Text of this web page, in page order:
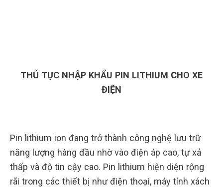
THỦ TỤC NHẬP KHẨU PIN LITHIUM CHO XE
ĐIỆN
Pin lithium ion đang trở thành công nghệ lưu trữ
năng lượng hàng đầu nhờ vào điện áp cao, tự xả
thấp và độ tin cậy cao. Pin lithium hiện diện rộng
rãi trong các thiết bị như điện thoại, máy tính xách